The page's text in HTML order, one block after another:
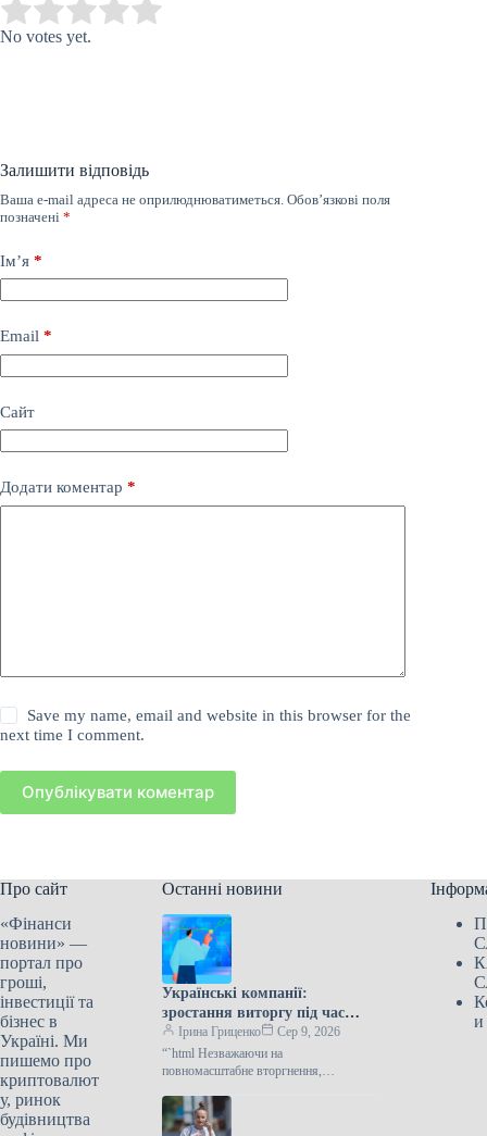
Rate this item:
No votes yet.
Залишити відповідь
Ваша e-mail адреса не оприлюднюватиметься. Обов’язкові поля
позначені *
Ім’я *
Email *
Сайт
Додати коментар *
Save my name, email and website in this browser for the
next time I comment.
Опублікувати коментар
Про сайт
«Фінанси
новини» —
портал про
гроші,
інвестиції та
бізнес в
Україні. Ми
пишемо про
криптовалют
у, ринок
будівництва
Останні новини
Українські компанії:
зростання виторгу під час
війниІрина Гриценко
Сер 9, 2026
“`html Незважаючи на
повномасштабне вторгнення,
вражаючі показники зростання, часто
перевищуючи 100% обороту. Деякі
и